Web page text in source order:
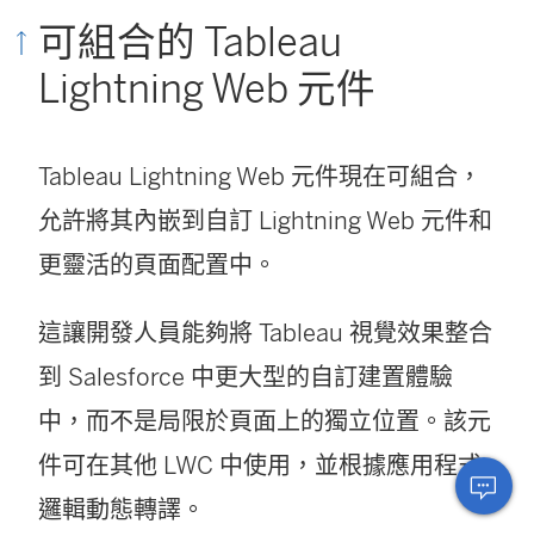
可組合的 Tableau
Lightning Web 元件
Tableau Lightning Web 元件現在可組合，
允許將其內嵌到自訂 Lightning Web 元件和
更靈活的頁面配置中。
這讓開發人員能夠將 Tableau 視覺效果整合
到 Salesforce 中更大型的自訂建置體驗
中，而不是局限於頁面上的獨立位置。該元
件可在其他 LWC 中使用，並根據應用程式
邏輯動態轉譯。